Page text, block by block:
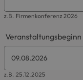
z.B. Firmenkonferenz 2026
Veranstaltungsbeginn
z.B. 25.12.2025